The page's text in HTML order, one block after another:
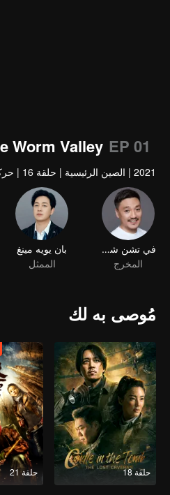
Worm Valley EP 01
2021
| الصين الرئيسية | حلقة 16 |
في تشن شيانغ
المخرج
بان يويه مينغ
الممثل
مُوصى به لك
حلقة 18 حلقة 21